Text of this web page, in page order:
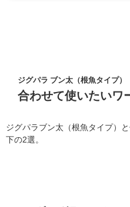
ジグパラ ブン太（根魚タイプ）
合わせて使いたいワ
ジグパラブン太（根魚タイプ）
下の2選。